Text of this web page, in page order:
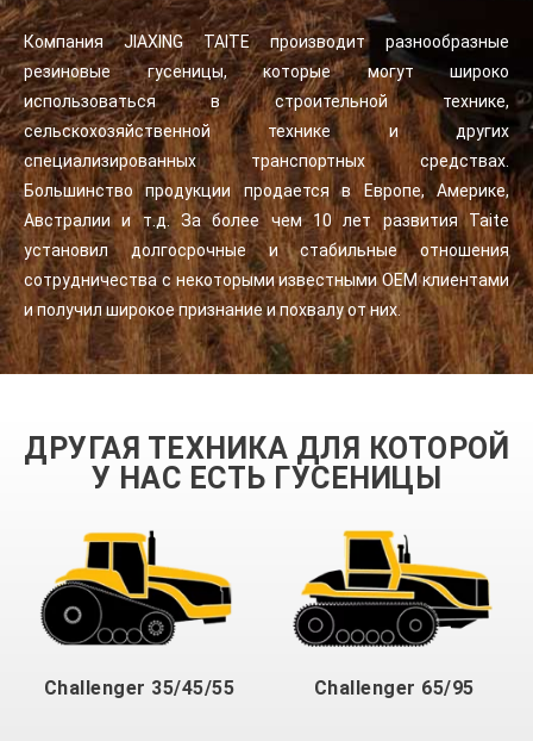
Компания JIAXING TAITE производит разнообразные
резиновые гусеницы, которые могут широко
использоваться в строительной технике,
сельскохозяйственной технике и других
специализированных транспортных средствах.
Большинство продукции продается в Европе, Америке,
Австралии и т.д. За более чем 10 лет развития Taite
установил долгосрочные и стабильные отношения
сотрудничества с некоторыми известными OEM клиентами
и получил широкое признание и похвалу от них.
ДРУГАЯ ТЕХНИКА ДЛЯ КОТОРОЙ
У НАС ЕСТЬ ГУСЕНИЦЫ
Challenger 35/45/55 Challenger 65/95